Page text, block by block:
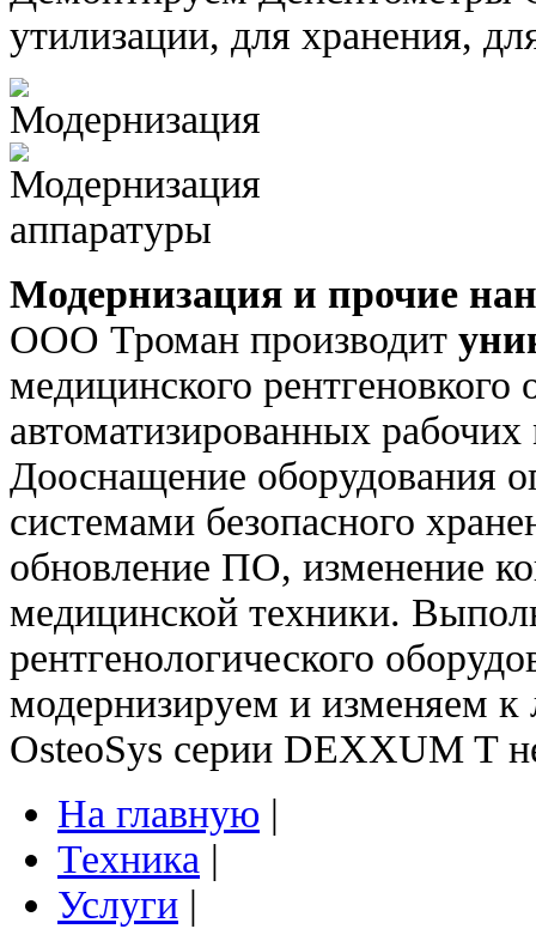
утилизации, для хранения,
Модернизация и прочие
ООО Троман производит
медицинского рентгеновкого
автоматизированных
Дооснащение оборудования
системами безопасного
обновление ПО, изменение
медицинской техники.
рентгенологического
модернизируем и изменяем
OsteoSys серии DEXXUM T
На главную |
Техника |
Услуги |